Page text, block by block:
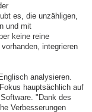
es, die unzähligen,
und mit
keine reine
integrieren
analysieren.
hauptsächlich auf
"Dank des
Verbesserungen